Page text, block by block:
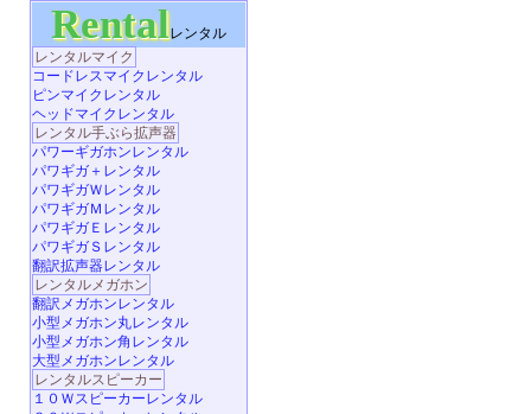
Rentalレンタル
レンタルマイク
コードレスマイクレンタル
ピンマイクレンタル
ヘッドマイクレンタル
レンタル手ぶら拡声器
パワーギガホンレンタル
パワギガ＋レンタル
パワギガＷレンタル
パワギガＭレンタル
パワギガＥレンタル
パワギガＳレンタル
翻訳拡声器レンタル
レンタルメガホン
翻訳メガホンレンタル
小型メガホン丸レンタル
小型メガホン角レンタル
大型メガホンレンタル
レンタルスピーカー
１０Ｗスピーカーレンタル